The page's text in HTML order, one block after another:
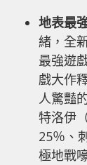
地表最
緒，全
最強遊
戲大作
人驚豔
特洛伊
25％、
極地戰